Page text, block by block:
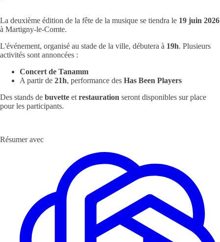
La deuxième édition de la fête de la musique se tiendra le 19 juin 2026
à Martigny-le-Comte.
L'événement, organisé au stade de la ville, débutera à 19h. Plusieurs
activités sont annoncées :
Concert de Tanamm
A partir de 21h, performance des Has Been Players
Des stands de buvette et restauration seront disponibles sur place
pour les participants.
Résumer avec